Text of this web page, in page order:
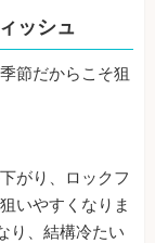
ッシュ
節だからこそ狙
がり、ロックフ
いやすくなりま
り、結構冷たい